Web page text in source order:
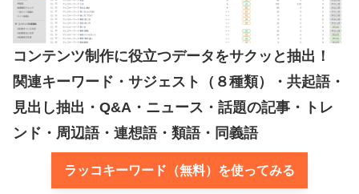
コンテンツ制作に役立つデータをサクッと抽出！
関連キーワード・サジェスト（８種類）・共起語・
見出し抽出・Q&A・ニュース・話題の記事・トレ
ンド・周辺語・連想語・類語・同義語
ラッコキーワード（無料）を使ってみる